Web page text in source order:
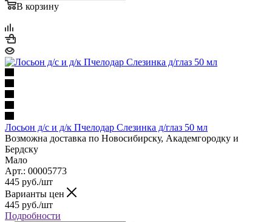
В корзину
Лосьон д/с и д/к Пчелодар Слезинка д/глаз 50 мл
Возможна доставка по Новосибирску, Академгородку и
Бердску
Мало
Арт.: 00005773
445 руб./шт
Варианты цен
445 руб./шт
Подробности